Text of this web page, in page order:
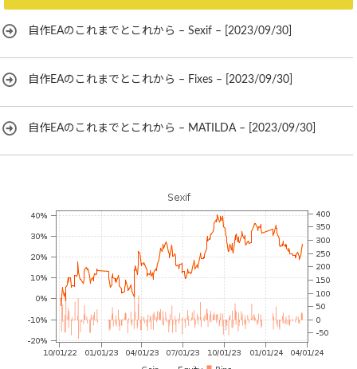
自作EAのこれまでとこれから – Sexif – [2023/09/30]
自作EAのこれまでとこれから – Fixes – [2023/09/30]
自作EAのこれまでとこれから – MATILDA – [2023/09/30]